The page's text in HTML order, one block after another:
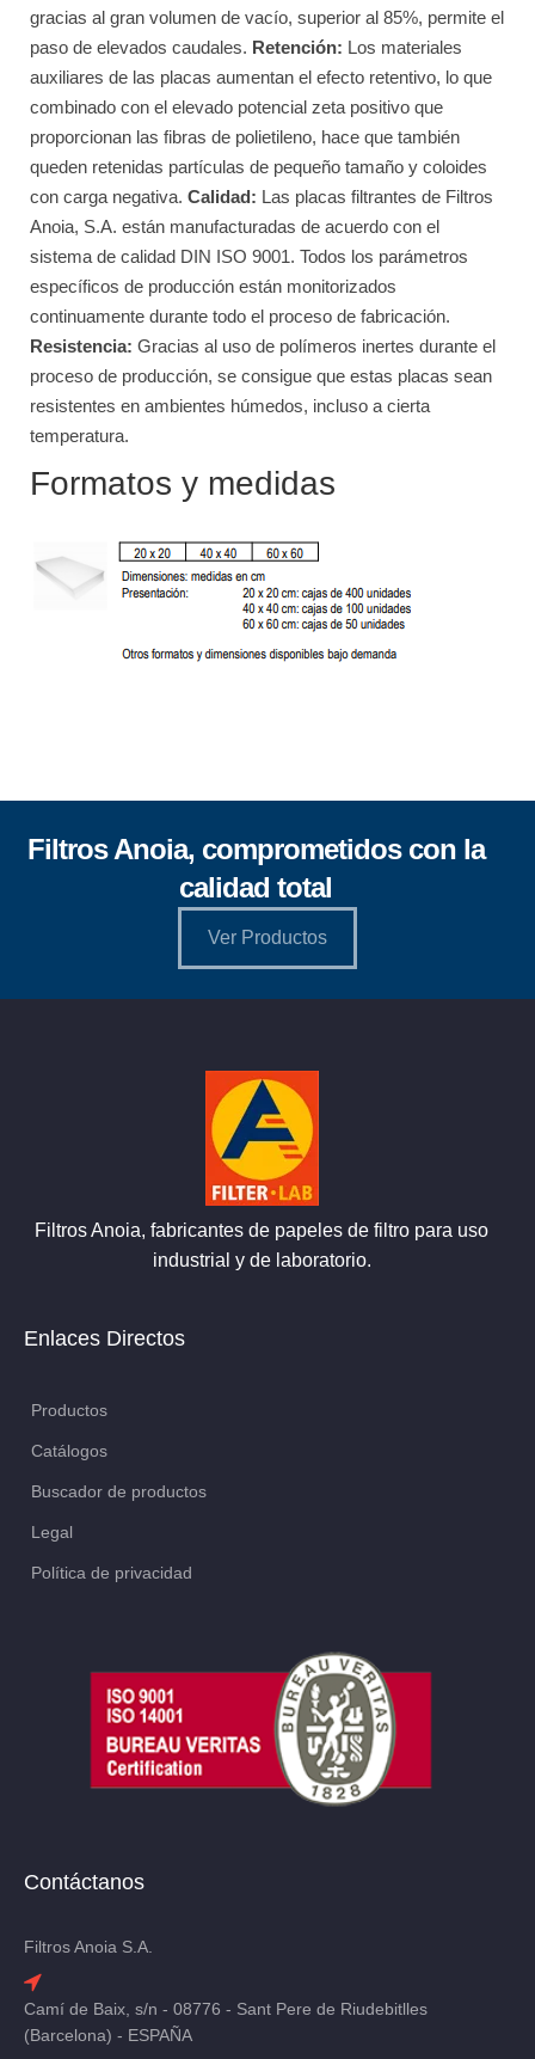
gracias al gran volumen de vacío, superior al 85%, permite el
paso de elevados caudales. Retención: Los materiales
auxiliares de las placas aumentan el efecto retentivo, lo que
combinado con el elevado potencial zeta positivo que
proporcionan las fibras de polietileno, hace que también
queden retenidas partículas de pequeño tamaño y coloides
con carga negativa. Calidad: Las placas filtrantes de Filtros
Anoia, S.A. están manufacturadas de acuerdo con el
sistema de calidad DIN ISO 9001. Todos los parámetros
específicos de producción están monitorizados
continuamente durante todo el proceso de fabricación.
Resistencia: Gracias al uso de polímeros inertes durante el
proceso de producción, se consigue que estas placas sean
resistentes en ambientes húmedos, incluso a cierta
temperatura.
Formatos y medidas
Filtros Anoia, comprometidos con la
calidad total
Ver Productos
Filtros Anoia, fabricantes de papeles de filtro para uso
industrial y de laboratorio.
Enlaces Directos
Productos
Catálogos
Buscador de productos
Legal
Política de privacidad
Contáctanos
Filtros Anoia S.A.
Camí de Baix, s/n - 08776 - Sant Pere de Riudebitlles
(Barcelona) - ESPAÑA